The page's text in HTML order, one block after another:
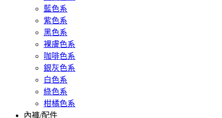
藍色系
紫色系
黑色系
裸膚色系
咖啡色系
銀灰色系
白色系
綠色系
柑橘色系
內褲/配件